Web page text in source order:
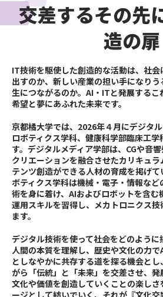
交差するその先
造の扉
IT技術を駆使した創造的な活動は、社
出すのか、新しい産業の担い手になり
生につながるのか。AI・ITと発展する
希望と夢にあふれた未来です。
京都橘大学では、2026年４月にデジタ
ロボティクス学科、健康科学部臨床工
す。デジタルメディア学部は、CGや音
クリエーションを融合させたカリキュ
テンツ創造ができる人材の育成を掲げ
ボティクス学科は機械・電子・情報な
術を身に着け、AIおよびロボットを含む
運用スキルを習得し、メカトロニクス
ます。
デジタル技術を使って社会をどのよう
人間の本質を理解し、歴史や文化の力
としなやかに共存する道を探る機会と
がら「伝統」と「未来」を交差させ、
文化や価値を創造していくことの楽し
ージとして紡いでいく、それが『文化交